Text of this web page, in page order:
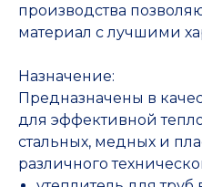
производства
материал с лучшими
Назначение:
Предназначены в
для эффективной
стальных, медных и
различного